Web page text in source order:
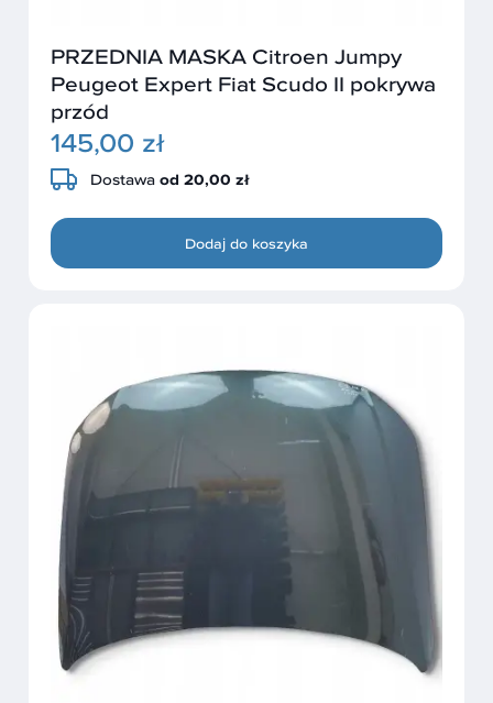
PRZEDNIA MASKA Citroen Jumpy
Peugeot Expert Fiat Scudo II pokrywa
przód
145,00 zł
Dostawa od 20,00 zł
Dodaj do koszyka